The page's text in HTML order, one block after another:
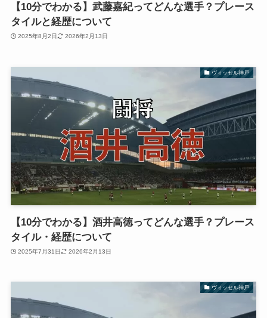
【10分でわかる】武藤嘉紀ってどんな選手？プレース
タイルと経歴について
2025年8月2日 2026年2月13日
ヴィッセル神戸
【10分でわかる】酒井高徳ってどんな選手？プレース
タイル・経歴について
2025年7月31日 2026年2月13日
ヴィッセル神戸